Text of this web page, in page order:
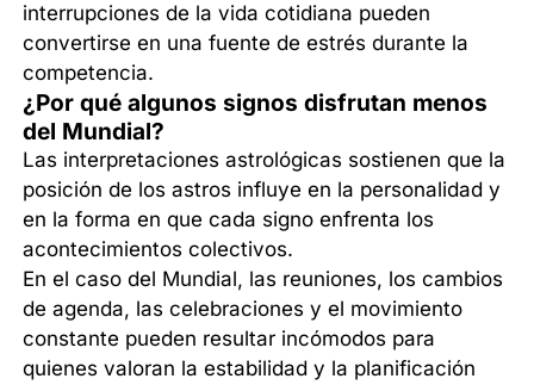
interrupciones de la vida cotidiana pueden
convertirse en una fuente de estrés durante la
competencia.
¿Por qué algunos signos disfrutan menos
del Mundial?
Las interpretaciones astrológicas sostienen que la
posición de los astros influye en la personalidad y
en la forma en que cada signo enfrenta los
acontecimientos colectivos.
En el caso del Mundial, las reuniones, los cambios
de agenda, las celebraciones y el movimiento
constante pueden resultar incómodos para
quienes valoran la estabilidad y la planificación